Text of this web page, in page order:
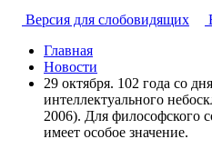
Версия для слобовидящих
Главная
Новости
29 октября. 102 года со
интеллектуального
2006). Для философского
имеет особое значение.